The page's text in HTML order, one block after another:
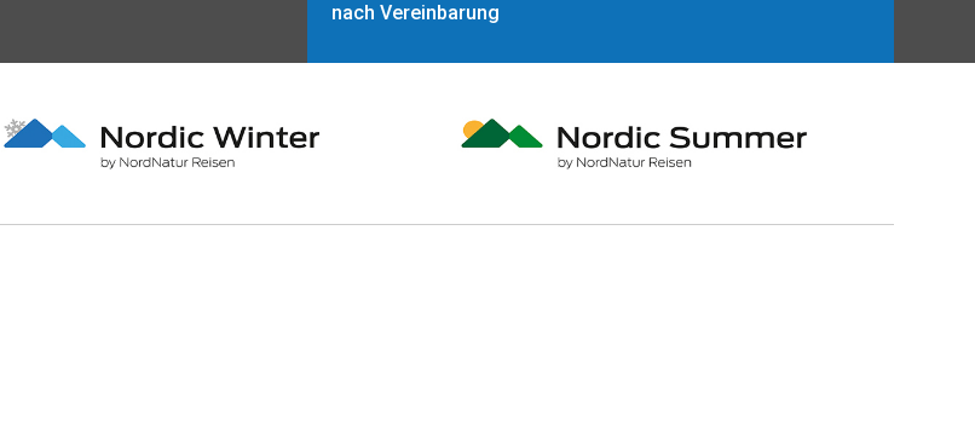
nach Vereinbarung